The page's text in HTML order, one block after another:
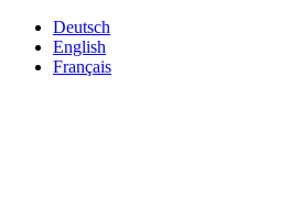
Deutsch
English
Français